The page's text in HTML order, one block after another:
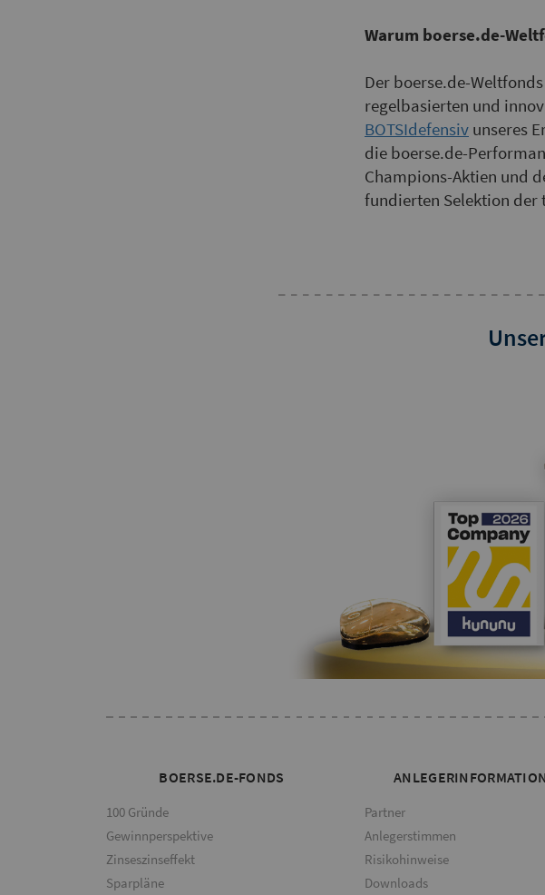
Warum boerse.de-
Der boerse.de-
regelbasierten und
BOTSIdefensiv unseres
die boerse.de-
Champions-Aktien und
fundierten Selektion der
BOERSE.DE-FONDS
100 Gründe
Gewinnperspektive
Zinseszinseffekt
Sparpläne
Partner
Anlegerstimmen
Risikohinweise
Downloads